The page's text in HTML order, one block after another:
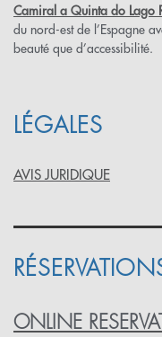
Camiral a Quinta do Lago
du nord-est de l’Espagne
beauté que d’accessibilité.
LÉGALES
AVIS JURIDIQUE
ONLINE